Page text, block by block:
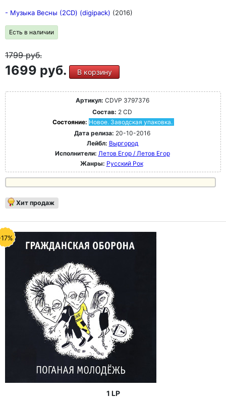
- Музыка Весны (2CD) (digipack) (2016)
Есть в наличии
1799руб.
1699 руб. В корзину
Артикул: CDVP 3797376
Состав: 2 CD
Состояние: Новое. Заводская упаковка.
Дата релиза: 20-10-2016
Лейбл: Выргород
Исполнители: Летов Егор / Летов Егор
Жанры: Русский Рок
Хит продаж
1 LP